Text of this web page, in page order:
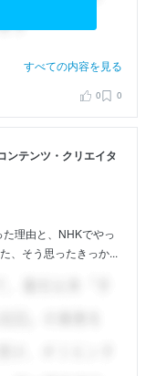
すべての内容を見る
0 0
ンテンツ・クリエイタ
た理由と、NHKでやっ
、そう思ったきっか...